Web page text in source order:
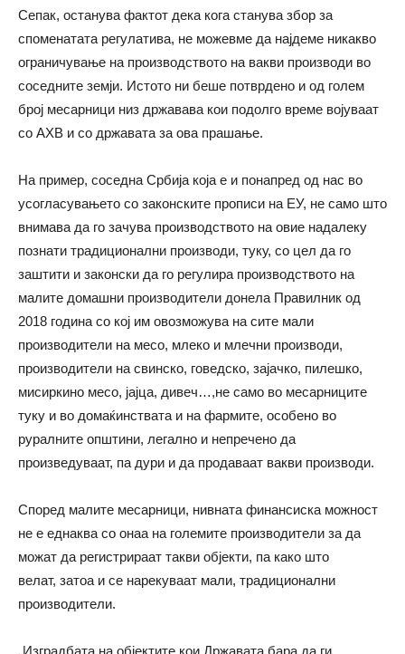
Сепак, останува фактот дека кога станува збор за
споменатата регулатива, не можевме да најдеме никакво
ограничување на производството на вакви производи во
соседните земји. Истото ни беше потврдено и од голем
број месарници низ државава кои подолго време војуваат
со АХВ и со државата за ова прашање.
На пример, соседна Србија која е и понапред од нас во
усогласувањето со законските прописи на ЕУ, не само што
внимава да го зачува производството на овие надалеку
познати традиционални производи, туку, со цел да го
заштити и законски да го регулира производството на
малите домашни производители донела Правилник од
2018 година со кој им овозможува на сите мали
производители на месо, млеко и млечни производи,
производители на свинско, говедско, зајачко, пилешко,
мисиркино месо, јајца, дивеч…,не само во месарниците
туку и во домаќинствата и на фармите, особено во
руралните општини, легално и непречено да
произведуваат, па дури и да продаваат вакви производи.
Според малите месарници, нивната финансиска можност
не е еднаква со онаа на големите производители за да
можат да регистрираат такви објекти, па како што
велат, затоа и се нарекуваат мали, традиционални
производители.
„Изградбата на објектите кои Државата бара да ги